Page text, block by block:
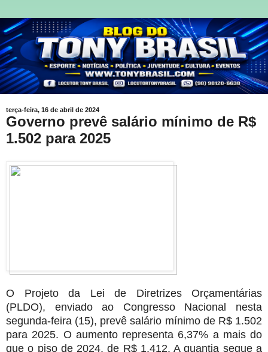
terça-feira, 16 de abril de 2024
Governo prevê salário mínimo de R$
1.502 para 2025
O Projeto da Lei de Diretrizes Orçamentárias
(PLDO), enviado ao Congresso Nacional nesta
segunda-feira (15), prevê salário mínimo de R$ 1.502
para 2025. O aumento representa 6,37% a mais do
que o piso de 2024, de R$ 1.412. A quantia segue a